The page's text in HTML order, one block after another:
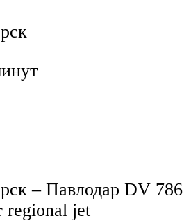
– Павлодар DV 786
jet